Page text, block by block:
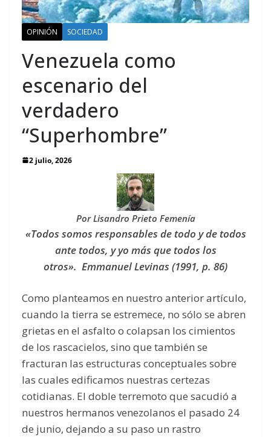
OPINIÓN SOCIEDAD
Venezuela como
escenario del
verdadero
“Superhombre”
2 julio, 2026
Por Lisandro Prieto Femenía
«Todos somos responsables de todo y de todos
ante todos, y yo más que todos los
otros». Emmanuel Levinas (1991, p. 86)
Como planteamos en nuestro anterior artículo,
cuando la tierra se estremece, no sólo se abren
grietas en el asfalto o colapsan los cimientos
de los rascacielos, sino que también se
fracturan las estructuras conceptuales sobre
las cuales edificamos nuestras certezas
cotidianas. El doble terremoto que sacudió a
nuestros hermanos venezolanos el pasado 24
de junio, dejando a su paso un rastro